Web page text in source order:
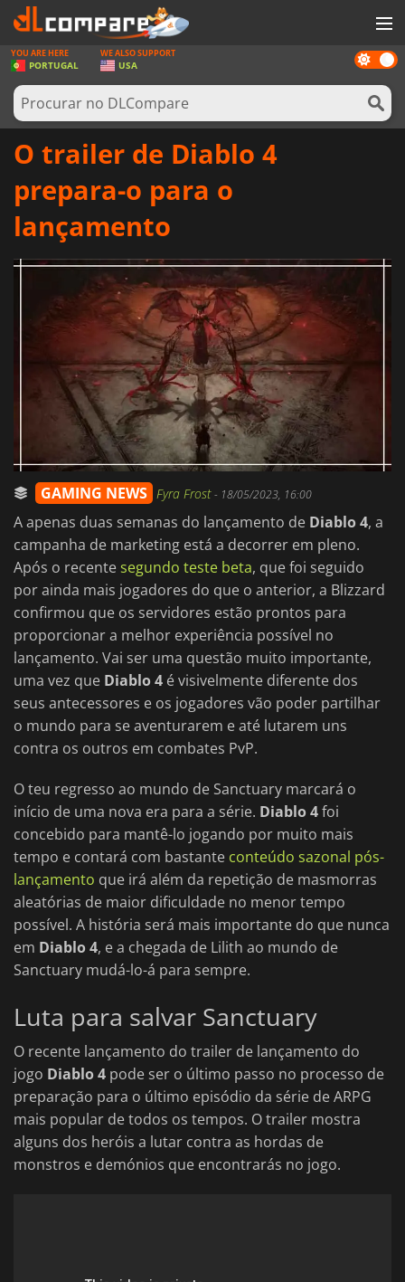
JOGOS
GAME CARDS
SOFTWARE
HARDWARE
NOTÍCIAS
ENTRAR OU REGISTAR
Dark
mode
YOU ARE HERE
PORTUGAL
WE ALSO SUPPORT
USA
O trailer de Diablo 4
prepara-o para o
lançamento
GAMING NEWS Fyra Frost- 18/05/2023, 16:00
A apenas duas semanas do lançamento de Diablo 4, a
campanha de marketing está a decorrer em pleno.
Após o recentesegundo teste beta, que foi seguido
por ainda mais jogadores do que o anterior, a Blizzard
confirmou que os servidores estão prontos para
proporcionar a melhor experiência possível no
lançamento. Vai ser uma questão muito importante,
uma vez que Diablo 4 é visivelmente diferente dos
seus antecessores e os jogadores vão poder partilhar
o mundo para se aventurarem e até lutarem uns
contra os outros em combates PvP.
O teu regresso ao mundo de Sanctuary marcará o
início de uma nova era para a série. Diablo 4foi
concebido para mantê-lo jogando por muito mais
tempo e contará com bastante conteúdo sazonal pós-
lançamento que irá além da repetição de masmorras
aleatórias de maior dificuldade no menor tempo
possível. A história será mais importante do que nunca
em Diablo 4, e a chegada de Lilith ao mundo de
Sanctuary mudá-lo-á para sempre.
Luta para salvar Sanctuary
O recente lançamento do trailer de lançamento do
jogo Diablo 4 pode ser o último passo no processo de
preparação para o último episódio da série de ARPG
mais popular de todos os tempos. O trailer mostra
alguns dos heróis a lutar contra as hordas de
monstros e demónios que encontrarás no jogo.